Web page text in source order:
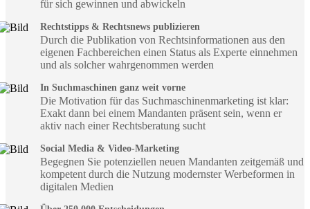
für sich gewinnen und abwickeln
Rechtstipps & Rechtsnews publizieren
Durch die Publikation von Rechtsinformationen aus den
eigenen Fachbereichen einen Status als Experte einnehmen
und als solcher wahrgenommen werden
In Suchmaschinen ganz weit vorne
Die Motivation für das Suchmaschinenmarketing ist klar:
Exakt dann bei einem Mandanten präsent sein, wenn er
aktiv nach einer Rechtsberatung sucht
Social Media & Video-Marketing
Begegnen Sie potenziellen neuen Mandanten zeitgemäß und
kompetent durch die Nutzung modernster Werbeformen in
digitalen Medien